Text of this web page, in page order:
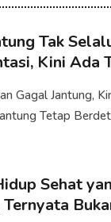
Tak
Kini Ada
Gagal Jantung,
Tetap
Sehat